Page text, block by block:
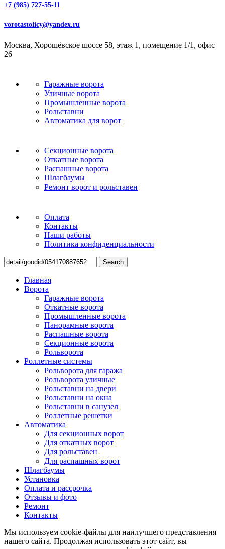
+7 (985) 727-55-11
vorotastolicy@yandex.ru
Москва, Хорошёвское шоссе 58, этаж 1, помещение 1/1, офис
26
Гаражные ворота
Уличные ворота
Промышленные ворота
Рольставни
Автоматика для ворот
Секционные ворота
Откатные ворота
Распашные ворота
Шлагбаумы
Ремонт ворот и рольставен
Оплата
Контакты
Наши работы
Политика конфиденциальности
Search
Главная
Ворота
Гаражные ворота
Откатные ворота
Промышленные ворота
Панорамные ворота
Распашные ворота
Секционные ворота
Рольворота
Роллетные системы
Рольворота для гаража
Рольворота уличные
Рольставни на двери
Рольставни на окна
Рольставни в санузел
Роллетные решетки
Автоматика
Для секционных ворот
Для откатных ворот
Для рольставен
Для распашных ворот
Шлагбаумы
Установка
Оплата и рассрочка
Отзывы и фото
Ремонт
Контакты
Мы используем cookie-файлы для наилучшего представления
нашего сайта. Продолжая использовать этот сайт, вы